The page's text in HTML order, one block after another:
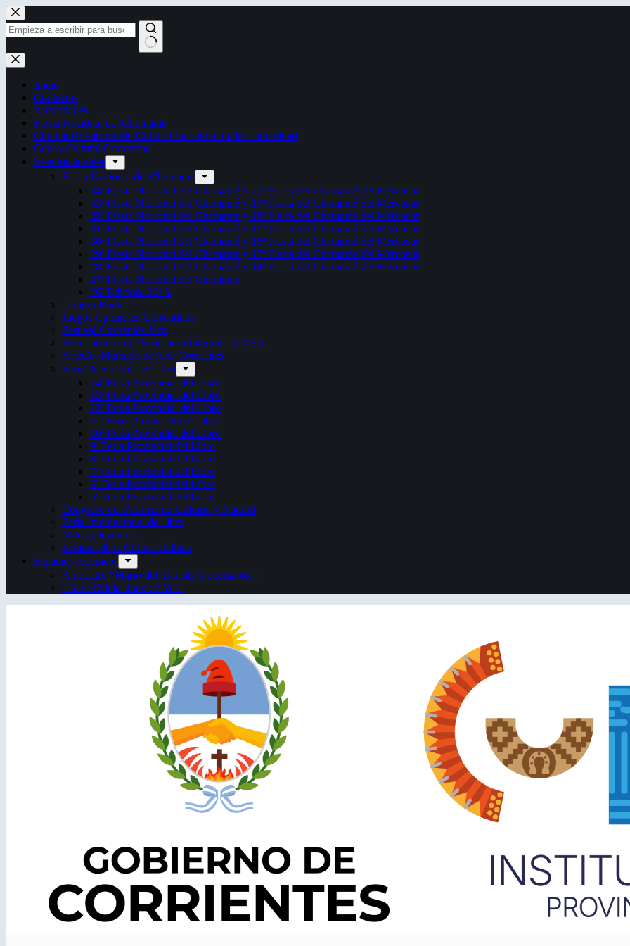
Saltar
al
contenido
Sin
resultados
Inicio
Contactos
Autoridades
Fiesta Nacional del Chamamé
Chamamé: Patrimonio Cultural Inmaterial de la Humanidad
Censo Cultural Correntino
Eventos anuales
Fiesta Nacional del Chamamé
34ª Fiesta Nacional del Chamamé y 20ª Fiesta del Chamamé del Mercosur
33ª Fiesta Nacional del Chamamé y 19ª Fiesta del Chamamé del Mercosur
32ª Fiesta Nacional del Chamamé y 18ª Fiesta del Chamamé del Mercosur
31ª Fiesta Nacional del Chamamé y 17ª Fiesta del Chamamé del Mercosur
30ª Fiesta Nacional del Chamamé y 16ª Fiesta del Chamamé del Mercosur
29ª Fiesta Nacional del Chamamé y 15ª Fiesta del Chamamé del Mercosur
28ª Fiesta Nacional del Chamamé y 14ª Fiesta del Chamamé del Mercosur
27ª Fiesta Nacional del Chamamé
26ª Edición. 2016.
Taragüi Rock
Juegos Culturales Correntinos
Festival Corrientes Jazz
Encuentro sobre Patrimonio Integral del NEA
ArteCo. Mercado de Arte Corrientes
Feria Provincial del Libro
14ª Feria Provincial del Libro
13ª Feria Provincial del Libro
12ª Feria Provincial del Libro
11ª Feria Provincial del Libro
10ª Feria Provincial del Libro
9ª Feria Provincial del Libro
8ª Feria Provincial del Libro
7ª Feria Provincial del Libro
6ª Feria Provincial del Libro
5ª Feria Provincial del Libro
Congreso del Patrimonio Cultural y Natural
Feria Internacional del libro
Mitos y leyendas
Semana de la Cultura Italiana
Espacios escénicos
Anfiteatro “Mario del Tránsito Cocomarola”
Teatro Oficial Juan de Vera